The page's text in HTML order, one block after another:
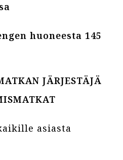
huoneesta 145
JÄRJESTÄJÄ
asiasta